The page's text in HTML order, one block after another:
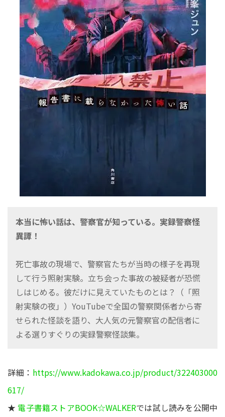
本当に怖い話は、警察官が知っている。実録警察怪
異譚！
死亡事故の現場で、警察官たちが当時の様子を再現
して行う照射実験。立ち会った事故の被疑者が恐慌
しはじめる。彼だけに見えていたものとは？（「照
射実験の夜」）YouTubeで全国の警察関係者から寄
せられた怪談を語り、大人気の元警察官の配信者に
よる選りすぐりの実録警察怪談集。
詳細： https://www.kadokawa.co.jp/product/322403000
617/
★ 電子書籍ストアBOOK☆WALKERでは試し読みを公開中